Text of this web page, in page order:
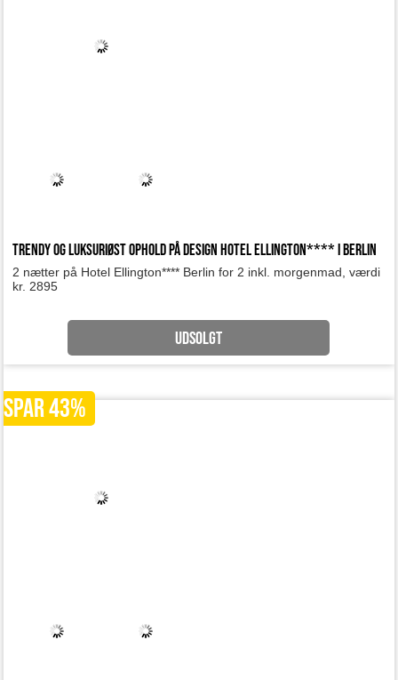
Trendy og luksuriøst ophold på Design Hotel Ellington**** i Berlin
UDSOLGT
SPAR 43%